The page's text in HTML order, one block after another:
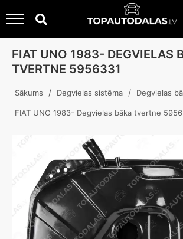
FIAT UNO 1983- DEGVIELAS
TVERTNE 5956331
Sākums / Degvielas sistēma / Degvielas
FIAT UNO 1983- Degvielas bāka tvertne